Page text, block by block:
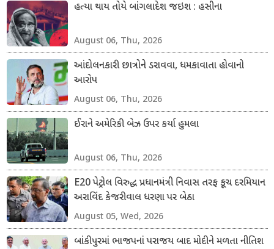
હત્યા થાય તોયે બાંગલાદેશ જઇશ : હસીના
August 06, Thu, 2026
આંદોલનકારી છાત્રોને ડરાવવા, ધમકાવાતા હોવાનો
આરોપ
August 06, Thu, 2026
ઈરાને અમેરિકી બેઝ ઉપર કર્યા હુમલા
August 06, Thu, 2026
E20 પેટ્રોલ વિરુદ્ધ પ્રધાનમંત્રી નિવાસ તરફ કૂચ દરમિયાન
અરાવિંદ કેજરીવાલ ધરણા પર બેઠા
August 05, Wed, 2026
બાંકીપુરમાં ભાજપનાં પરાજય બાદ મોદીને મળતા નીતિશ